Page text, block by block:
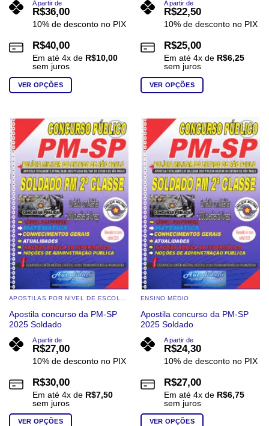
A partir de
R$36,00
10% de desconto no PIX
R$40,00
Em até 4x de R$10,00
sem juros
VER OPÇÕES
tem
várias
variantes.
As
opções
podem
ser
escolhidas
na
página
do
produto
A partir de
R$22,50
10% de desconto no PIX
R$25,00
Em até 4x de R$6,25
sem juros
VER OPÇÕES
tem
várias
variantes.
As
opções
podem
ser
escolhidas
na
página
do
produto
Add to
wishlist
APOSTILAS POR NÍVEL DE ESCOLARIDADE
Apostila concurso da PM-SP
2025 Soldado
A partir de
R$27,00
10% de desconto no PIX
R$30,00
Em até 4x de R$7,50
sem juros
VER OPÇÕES
Add to
wishlist
ENSINO MÉDIO
Apostila concurso da PM-SP
2025 Soldado
A partir de
R$24,30
10% de desconto no PIX
R$27,00
Em até 4x de R$6,75
sem juros
VER OPÇÕES